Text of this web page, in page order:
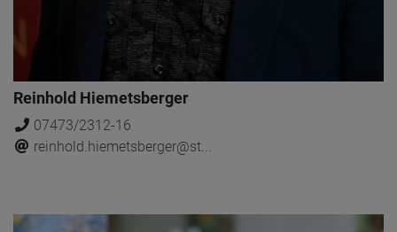
Reinhold Hiemetsberger
07473/2312-16
reinhold.hiemetsberger@st...